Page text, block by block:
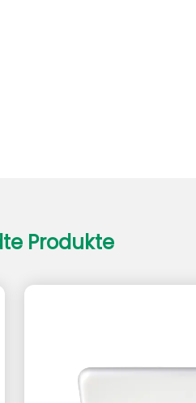
Produkte